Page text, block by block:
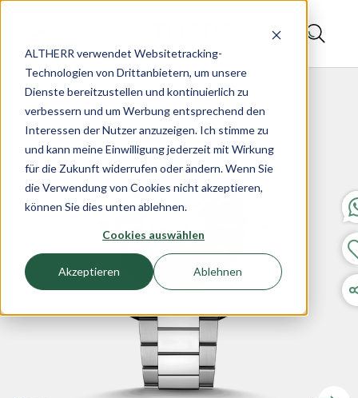
ALTHERR verwendet Websitetracking-
Technologien von Drittanbietern, um unsere
Dienste bereitzustellen und kontinuierlich zu
verbessern und um Werbung entsprechend den
Interessen der Nutzer anzuzeigen. Ich stimme zu
und kann meine Einwilligung jederzeit mit Wirkung
für die Zukunft widerrufen oder ändern. Wenn Sie
die Verwendung von Cookies nicht akzeptieren,
können Sie dies unten ablehnen.
Cookies auswählen
Akzeptieren Ablehnen